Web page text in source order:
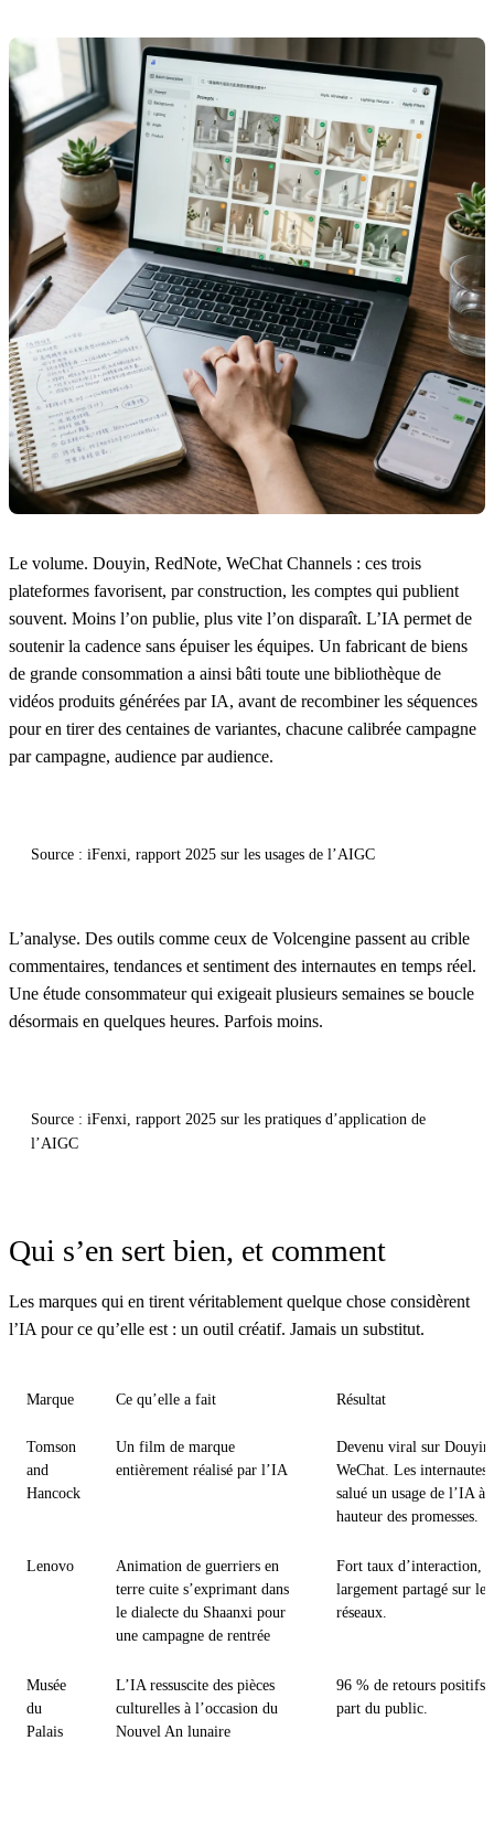
Le volume. Douyin, RedNote, WeChat Channels : ces trois
plateformes favorisent, par construction, les comptes qui publient
souvent. Moins l’on publie, plus vite l’on disparaît. L’IA permet de
soutenir la cadence sans épuiser les équipes. Un fabricant de biens
de grande consommation a ainsi bâti toute une bibliothèque de
vidéos produits générées par IA, avant de recombiner les séquences
pour en tirer des centaines de variantes, chacune calibrée campagne
par campagne, audience par audience.
Source : iFenxi, rapport 2025 sur les usages de l’AIGC
L’analyse. Des outils comme ceux de Volcengine passent au crible
commentaires, tendances et sentiment des internautes en temps réel.
Une étude consommateur qui exigeait plusieurs semaines se boucle
désormais en quelques heures. Parfois moins.
Source : iFenxi, rapport 2025 sur les pratiques d’application de
l’AIGC
Qui s’en sert bien, et comment
Les marques qui en tirent véritablement quelque chose considèrent
l’IA pour ce qu’elle est : un outil créatif. Jamais un substitut.
Marque Ce qu’elle a fait Résultat
Tomson
and
Hancock
Un film de marque
entièrement réalisé par l’IA
Devenu viral sur Douyin
WeChat. Les internautes
salué un usage de l’IA à
hauteur des promesses.
Lenovo
Animation de guerriers en
terre cuite s’exprimant dans
le dialecte du Shaanxi pour
une campagne de rentrée
Fort taux d’interaction,
largement partagé sur les
réseaux.
Musée
du
Palais
L’IA ressuscite des pièces
culturelles à l’occasion du
Nouvel An lunaire
96 % de retours positifs
part du public.